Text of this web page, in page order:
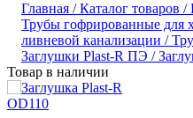
Главная /Каталог товаров /
Трубы гофрированные для
ливневой канализации /
Заглушки Plast-R ПЭ /
Товар в наличии